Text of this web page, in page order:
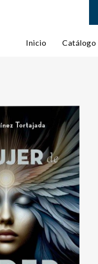
Inicio Catálogo